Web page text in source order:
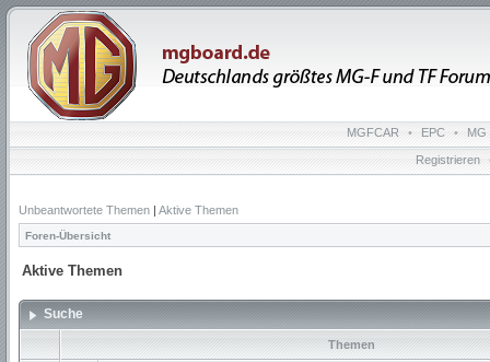
MGFCAR • EPC • MG
Registrieren
Unbeantwortete Themen | Aktive Themen
Foren-Übersicht
Aktive Themen
Suche
Themen